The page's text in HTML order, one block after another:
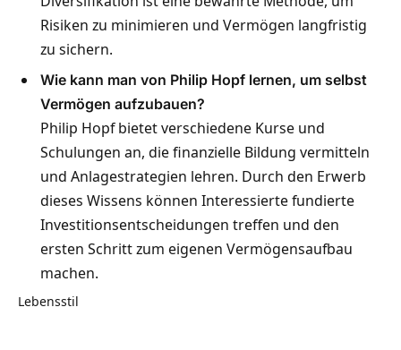
Risiken zu minimieren und Vermögen langfristig
zu sichern.
Wie kann man von Philip Hopf lernen, um selbst
Vermögen aufzubauen?
Philip Hopf bietet verschiedene Kurse und
Schulungen an, die finanzielle Bildung vermitteln
und Anlagestrategien lehren. Durch den Erwerb
dieses Wissens können Interessierte fundierte
Investitionsentscheidungen treffen und den
ersten Schritt zum eigenen Vermögensaufbau
machen.
Lebensstil